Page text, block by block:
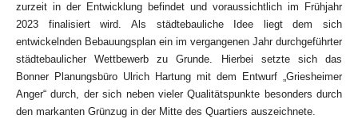
zurzeit in der Entwicklung befindet und voraussichtlich im Frühjahr
2023 finalisiert wird. Als städtebauliche Idee liegt dem sich
entwickelnden Bebauungsplan ein im vergangenen Jahr durchgeführter
städtebaulicher Wettbewerb zu Grunde. Hierbei setzte sich das
Bonner Planungsbüro Ulrich Hartung mit dem Entwurf „Griesheimer
Anger“ durch, der sich neben vieler Qualitätspunkte besonders durch
den markanten Grünzug in der Mitte des Quartiers auszeichnete.